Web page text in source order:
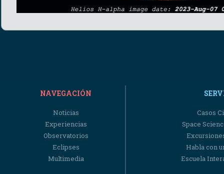
NAVEGACIÓN
Noticias
Experiencias
Observatorios
Eclipses
Multimedia
Casos
Space
Habla con
Escuela